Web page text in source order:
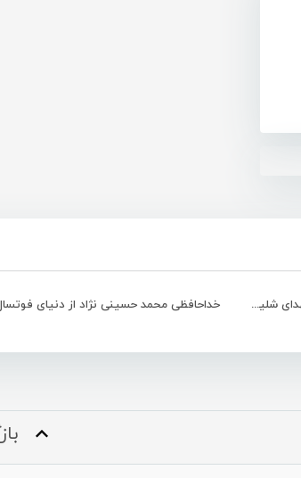
شکست شهرداری بندرعباس مقابل شهدای شلیچه شهرکرد خداحافظی محمد حسینی نژاد از دنیای